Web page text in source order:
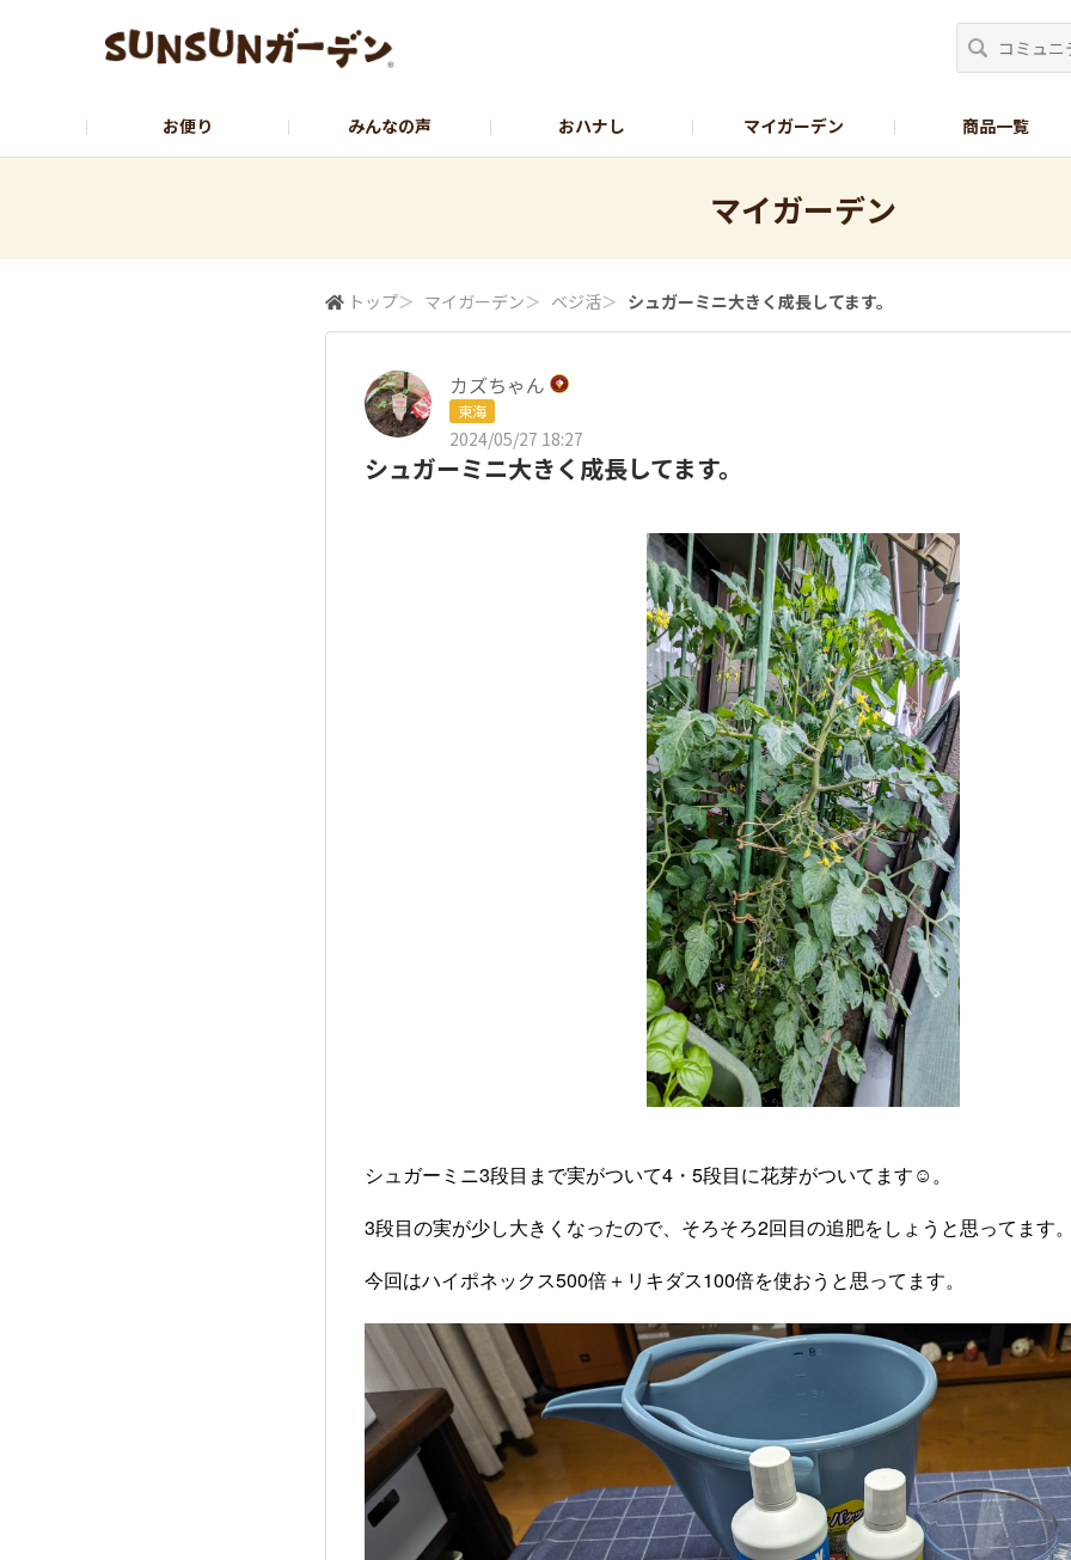
お便り みんなの声 おハナし マイガーデン 商品一覧
マイガーデン
トップ＞ マイガーデン＞ ベジ活＞ シュガーミニ大きく成長してます。
カズちゃん
東海
2024/05/27 18:27
シュガーミニ大きく成長してます。
シュガーミニ3段目まで実がついて4・5段目に花芽がついてます☺。
3段目の実が少し大きくなったので、そろそろ2回目の追肥をしょうと思ってます
今回はハイポネックス500倍＋リキダス100倍を使おうと思ってます。